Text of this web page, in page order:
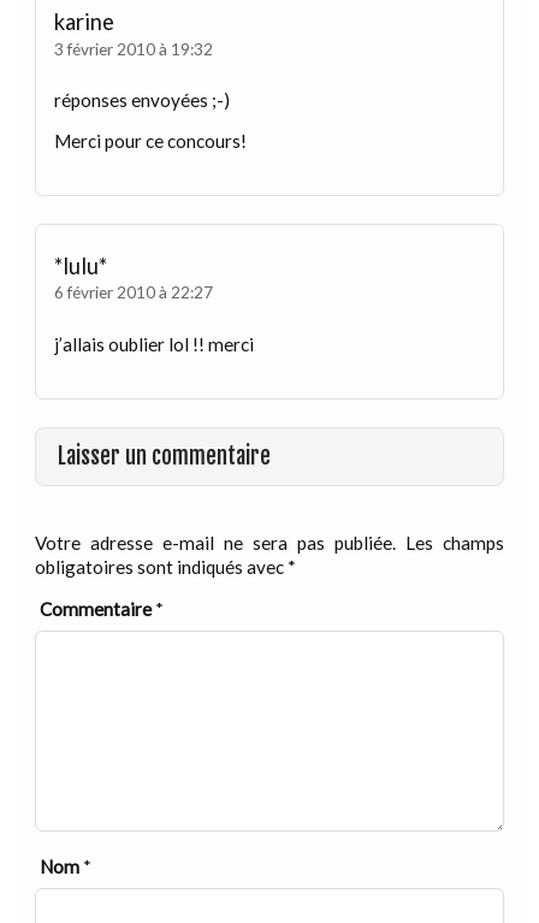
karine
3 février 2010 à 19:32
réponses envoyées ;-)
Merci pour ce concours!
*lulu*
6 février 2010 à 22:27
j’allais oublier lol !! merci
Laisser un commentaire
Votre adresse e-mail ne sera pas publiée. Les champs
obligatoires sont indiqués avec *
Commentaire*
Nom *